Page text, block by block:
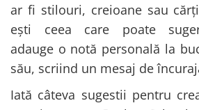
ar fi stilouri, creioane sau
ești ceea care poate
adauge o notă personală la
său, scriind un mesaj de
Iată câteva sugestii pentru